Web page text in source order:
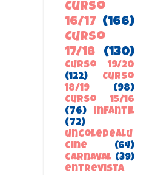
Curso
16/17 (166)
Curso
17/18
(130)
Curso 19/20
(122)
Curso
18/19
(98)
Curso 15/16
(76)
Infantil
(72)
uncoledealu
cine
(64)
carnaval (39)
entrevista